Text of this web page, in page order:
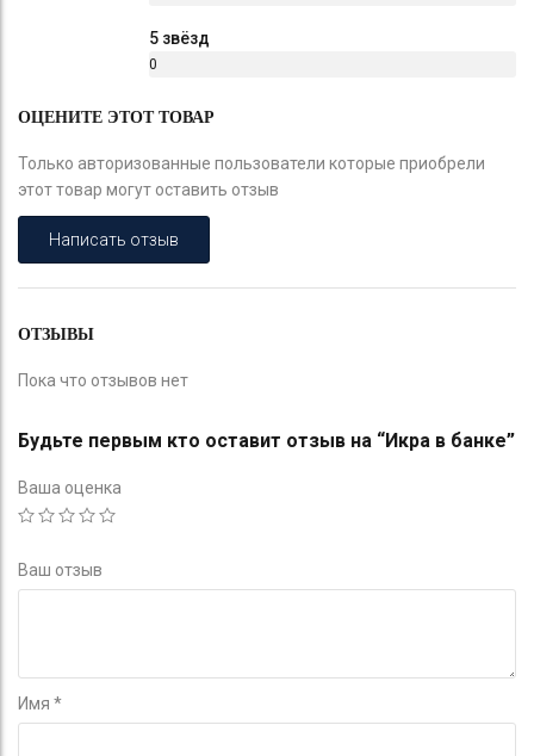
5 звёзд
0
ОЦЕНИТЕ ЭТОТ ТОВАР
Только авторизованные пользователи которые приобрели
этот товар могут оставить отзыв
Написать отзыв
ОТЗЫВЫ
Пока что отзывов нет
Будьте первым кто оставит отзыв на “Икра в банке”
Ваша оценка
Ваш отзыв
Имя *